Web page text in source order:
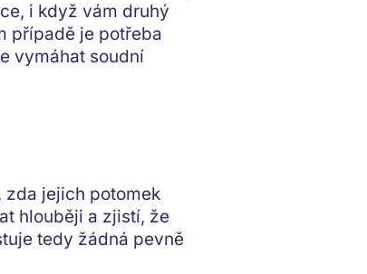
i když vám druhý
případě je potřeba
vymáhat soudní
zda jejich potomek
hlouběji a zjistí, že
tedy žádná pevně